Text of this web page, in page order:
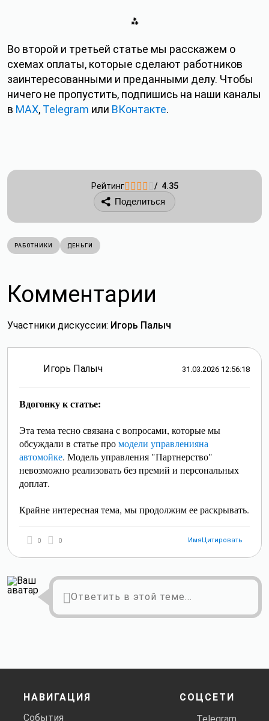
⁂
Во второй и третьей статье мы расскажем о
схемах оплаты, которые сделают работников
заинтересованными и преданными делу. Чтобы
ничего не пропустить, подпишись на наши каналы
в MAX, Telegram или ВКонтакте.
Рейтинг / 4.35
Поделиться
РАБОТНИКИ ДЕНЬГИ
Комментарии
Участники дискуссии: Игорь Палыч
Игорь Палыч 31.03.2026 12:56:18
Вдогонку к статье:
Эта тема тесно связана с вопросами, которые мы
обсуждали в статье промодели управленияна
автомойке. Модель управления "Партнерство"
невозможно реализовать без премий и персональных
доплат.
Крайне интересная тема, мы продолжим ее раскрывать.
0 0 ИмяЦитировать
Ответить в этой теме...
НАВИГАЦИЯ
События
СОЦСЕТИ